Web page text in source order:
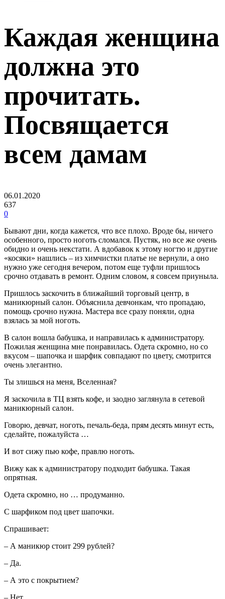
Каждая женщина
должна это
прочитать.
Посвящается
всем дамам
06.01.2020
637
0
Бывают дни, когда кажется, что все плохо. Вроде бы, ничего
особенного, просто ноготь сломался. Пустяк, но все же очень
обидно и очень некстати. А вдобавок к этому ногтю и другие
«косяки» нашлись – из химчистки платье не вернули, а оно
нужно уже сегодня вечером, потом еще туфли пришлось
срочно отдавать в ремонт. Одним словом, я совсем приуныла.
Пришлось заскочить в ближайший торговый центр, в
маникюрный салон. Объяснила девчонкам, что пропадаю,
помощь срочно нужна. Мастера все сразу поняли, одна
взялась за мой ноготь.
В салон вошла бабушка, и направилась к администратору.
Пожилая женщина мне понравилась. Одета скромно, но со
вкусом – шапочка и шарфик совпадают по цвету, смотрится
очень элегантно.
Ты злишься на меня, Вселенная?
Я заскочила в ТЦ взять кофе, и заодно заглянула в сетевой
маникюрный салон.
Говорю, девчат, ноготь, печаль-беда, прям десять минут есть,
сделайте, пожалуйста …
И вот сижу пью кофе, правлю ноготь.
Вижу как к администратору подходит бабушка. Такая
опрятная.
Одета скромно, но … продуманно.
С шарфиком под цвет шапочки.
Спрашивает:
– А маникюр стоит 299 рублей?
– Да.
– А это с покрытием?
– Нет.